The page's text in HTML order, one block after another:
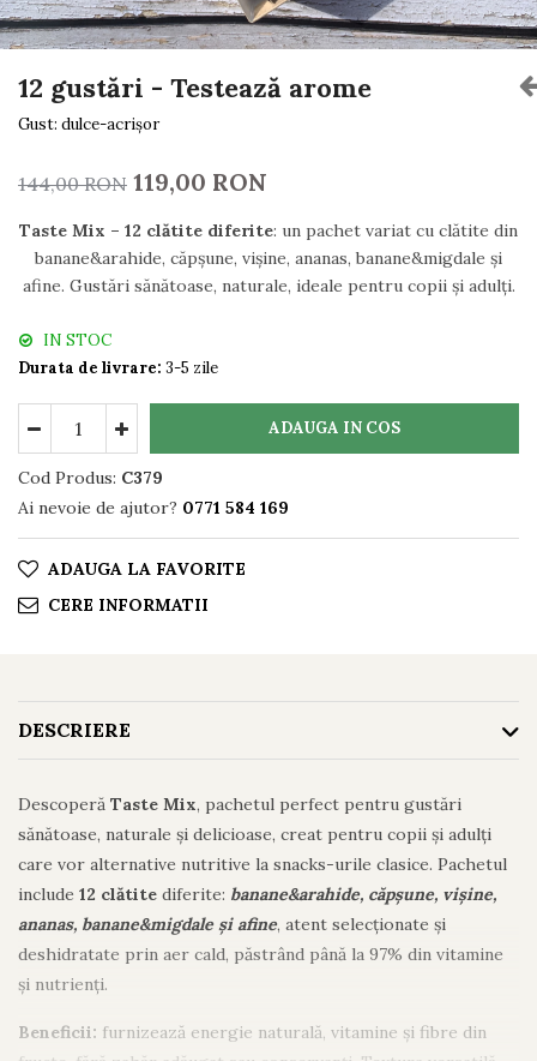
12 gustări - Testează arome
Gust: dulce-acrișor
144,00 RON 119,00 RON
Taste Mix – 12 clătite diferite: un pachet variat cu clătite din
banane&arahide, căpșune, vișine, ananas, banane&migdale și
afine. Gustări sănătoase, naturale, ideale pentru copii și adulți.
IN STOC
Durata de livrare: 3-5 zile
ADAUGA IN COS
Cod Produs: C379
Ai nevoie de ajutor? 0771 584 169
ADAUGA LA FAVORITE
CERE INFORMATII
DESCRIERE
Descoperă Taste Mix, pachetul perfect pentru gustări
sănătoase, naturale și delicioase, creat pentru copii și adulți
care vor alternative nutritive la snacks-urile clasice. Pachetul
include 12 clătite diferite: banane&arahide, căpșune, vișine,
ananas, banane&migdale și afine, atent selecționate și
deshidratate prin aer cald, păstrând până la 97% din vitamine
și nutrienți.
Beneficii: furnizează energie naturală, vitamine și fibre din